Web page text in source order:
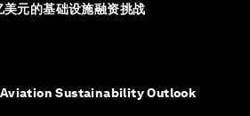
美元的基础设施融资挑战
Sustainability Outlook